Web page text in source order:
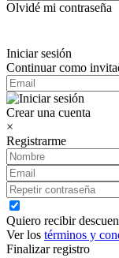
Olvidé mi contraseña
Iniciar sesión
Continuar como
Crear una cuenta
×
Registrarme
Quiero recibir
Ver los términos y
Finalizar registro